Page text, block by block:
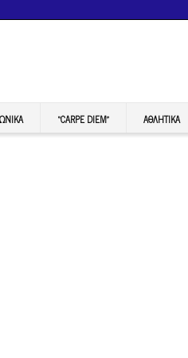
“CARPE DIEM” ΑΘΛΗΤΙΚΆ